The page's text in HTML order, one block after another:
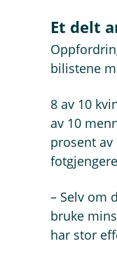
Et delt
bilistene
8 av 10
av 10
prosent av
– Selv om
bruke
har stor